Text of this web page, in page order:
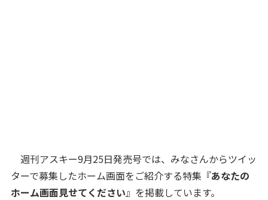
週刊アスキー9月25日発売号では、みなさんからツイッ
ターで募集したホーム画面をご紹介する特集『あなたの
ホーム画面見せてください』を掲載しています。